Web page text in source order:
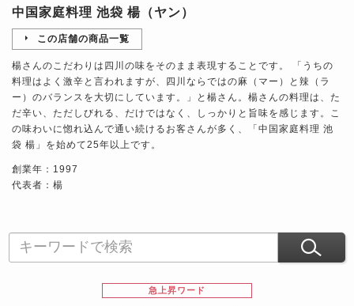
中国家庭料理 池袋 楊（ヤン）
この店舗の商品一覧
楊さんのこだわりは四川の味をそのまま表現することです。 「うちの
料理はよく激辛と言われますが、四川ならではの麻（マー）と辣（ラ
ー）のバランスを大切にしています。」と楊さん。楊さんの料理は、た
だ辛い、ただしびれる、だけではなく、しっかりと旨味を感じます。こ
の味わいに惚れ込んで通い続けるお客さんが多く、「中国家庭料理 池
袋 楊」を始めて25年以上です。
創業年：1997
代表者：楊
急上昇ワード